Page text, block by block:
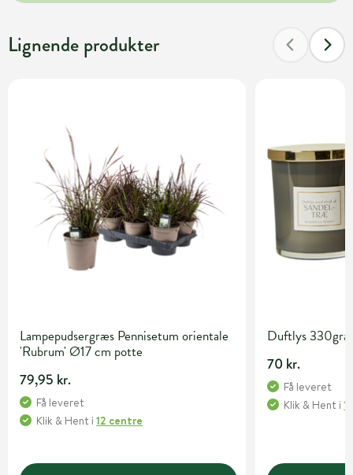
Lignende produkter
Lampepudsergræs Pennisetum orientale
'Rubrum' Ø17 cm potte
79,95 kr.
Få leveret
Klik & Hent i 12 centre
Duftlys
70 kr.
Få leveret
Klik & Hent i